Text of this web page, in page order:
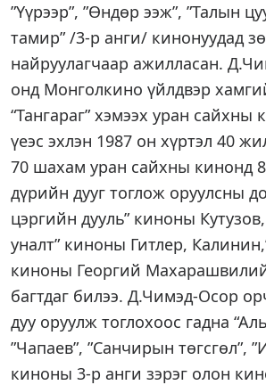
”Үүрээр”, ”Өндөр ээж”, ”Талын
тамир” /3-р анги/ кинонуудад
найруулагчаар ажилласан.
онд Монголкино үйлдвэр
“Тангараг” хэмээх уран сайхны
үеэс эхлэн 1987 он хүртэл 40
70 шахам уран сайхны кинонд
дүрийн дууг тоглож оруулсны
цэргийн дууль” киноны
уналт” киноны Гитлер,
киноны Георгий
багтдаг билээ. Д.Чимэд-Осор
дуу оруулж тоглохоос гадна
”Чапаев”, ”Санчирын төгсгөл”,
киноны 3-р анги зэрэг олон